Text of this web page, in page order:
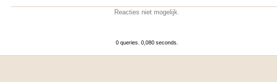
Reacties niet mogelijk.
0 queries. 0,080 seconds.